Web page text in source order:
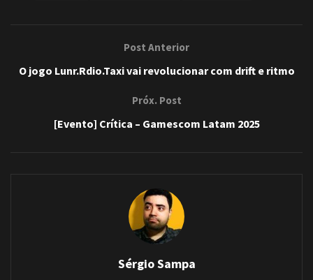
Post Anterior
O jogo Lunr.Rdio.Taxi vai revolucionar com drift e ritmo
Próx. Post
[Evento] Crítica – Gamescom Latam 2025
Sérgio Sampa